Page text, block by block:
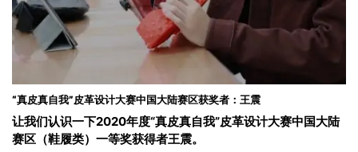
“真皮真自我”皮革设计大赛中国大陆赛区获奖者：王震
让我们认识一下2020年度“真皮真自我”皮革设计大赛中国大陆
赛区（鞋履类）一等奖获得者王震。